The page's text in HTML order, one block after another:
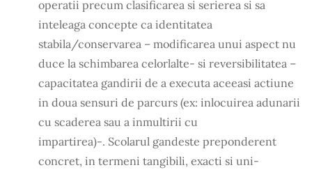
operatii precum clasificarea si serierea si sa
inteleaga concepte ca identitatea
stabila/conservarea – modificarea unui aspect nu
duce la schimbarea celorlalte- si reversibilitatea –
capacitatea gandirii de a executa aceeasi actiune
in doua sensuri de parcurs (ex: inlocuirea adunarii
cu scaderea sau a inmultirii cu
impartirea)-. Scolarul gandeste preponderent
concret, in termeni tangibili, exacti si uni-